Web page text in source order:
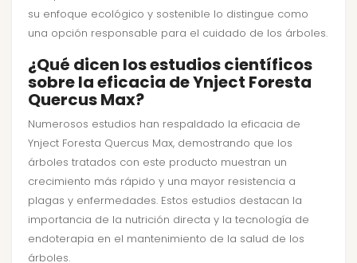
su enfoque ecológico y sostenible lo distingue como
una opción responsable para el cuidado de los árboles.
¿Qué dicen los estudios científicos
sobre la eficacia de Ynject Foresta
Quercus Max?
Numerosos estudios han respaldado la eficacia de
Ynject Foresta Quercus Max, demostrando que los
árboles tratados con este producto muestran un
crecimiento más rápido y una mayor resistencia a
plagas y enfermedades. Estos estudios destacan la
importancia de la nutrición directa y la tecnología de
endoterapia en el mantenimiento de la salud de los
árboles.